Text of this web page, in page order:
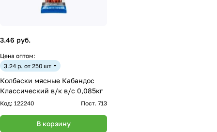
3.46 руб.
Цена оптом:
3.24 р. от 250 шт
Колбаски мясные Кабандос
Классический в/к в/с 0,085кг
Код: 122240 Пост. 713
В корзину